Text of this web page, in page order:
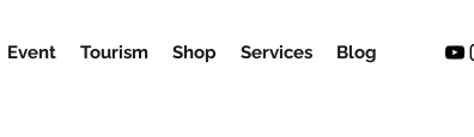
Event Tourism Shop Services Blog